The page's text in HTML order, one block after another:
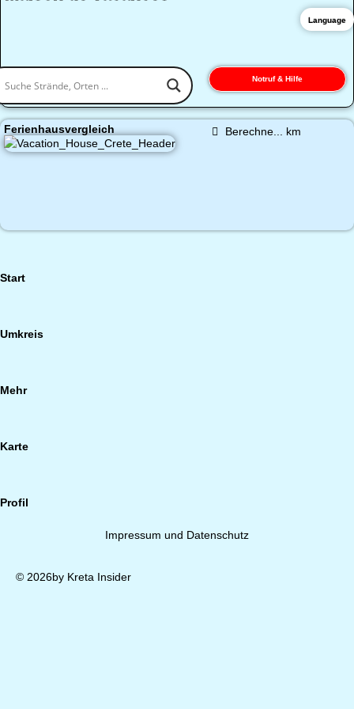
Notruf & Hilfe
Ferienhausvergleich Berechne... km
Start
Umkreis
Mehr
Karte
Profil
Impressum und Datenschutz
© 2026by Kreta Insider
Language